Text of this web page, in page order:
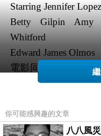
Starring Jennifer
Betty Gilpin Amy
Whitford
Edward James Olmos
電影同事以上戀人
茲與布雷特高德斯
戀，在跟隨心意行動
珍妮佛羅培茲與布
你可能感興趣的文章